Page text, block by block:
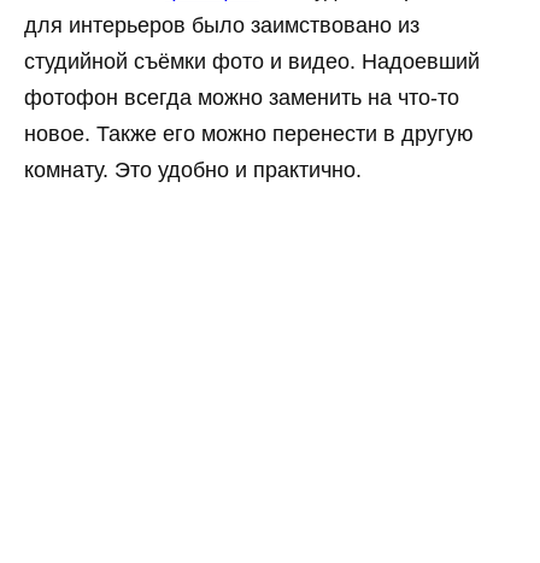
для интерьеров было заимствовано из
студийной съёмки фото и видео. Надоевший
фотофон всегда можно заменить на что-то
новое. Также его можно перенести в другую
комнату. Это удобно и практично.